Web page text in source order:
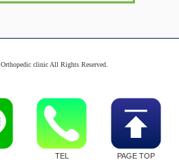
clinic All Rights Reserved.
TEL PAGE TOP